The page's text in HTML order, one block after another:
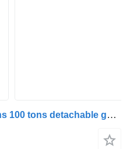
Chinese factory price 60 tons 100 tons detachable gooseneck low